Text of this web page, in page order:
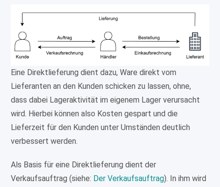
Eine Direktlieferung dient dazu, Ware direkt vom
Lieferanten an den Kunden schicken zu lassen, ohne,
dass dabei Lageraktivität im eigenem Lager verursacht
wird. Hierbei können also Kosten gespart und die
Lieferzeit für den Kunden unter Umständen deutlich
verbessert werden.
Als Basis für eine Direktlieferung dient der
Verkaufsauftrag (siehe: Der Verkaufsauftrag). In ihm wird